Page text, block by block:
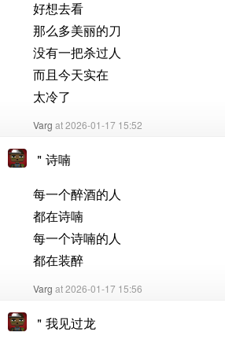
好想去看
那么多美丽的刀
没有一把杀过人
而且今天实在
太冷了
Varg at 2026-01-17 15:52
＂诗喃
每一个醉酒的人
都在诗喃
每一个诗喃的人
都在装醉
Varg at 2026-01-17 15:56
＂我见过龙